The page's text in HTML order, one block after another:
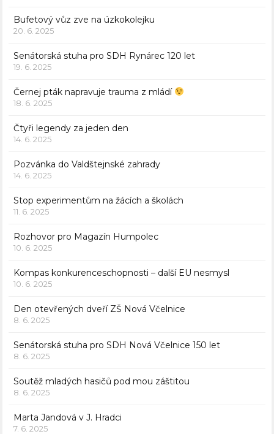
Bufetový vůz zve na úzkokolejku
20. 6. 2025
Senátorská stuha pro SDH Rynárec 120 let
19. 6. 2025
Černej pták napravuje trauma z mládí
18. 6. 2025
Čtyři legendy za jeden den
14. 6. 2025
Pozvánka do Valdštejnské zahrady
14. 6. 2025
Stop experimentům na žácích a školách
11. 6. 2025
Rozhovor pro Magazín Humpolec
10. 6. 2025
Kompas konkurenceschopnosti – další EU nesmysl
10. 6. 2025
Den otevřených dveří ZŠ Nová Včelnice
8. 6. 2025
Senátorská stuha pro SDH Nová Včelnice 150 let
8. 6. 2025
Soutěž mladých hasičů pod mou záštitou
8. 6. 2025
Marta Jandová v J. Hradci
7. 6. 2025